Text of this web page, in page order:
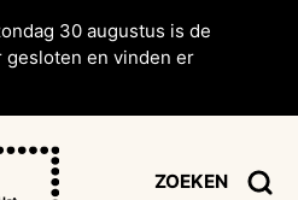
30 augustus is de
gesloten en vinden er
ZOEKEN